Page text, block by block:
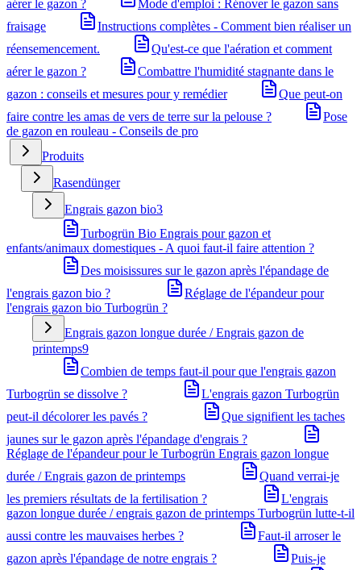
aérer le gazon ?
Mode d'emploi : Rénover le gazon sans
fraisage
Instructions complètes - Comment bien réaliser un
réensemencement.
Qu'est-ce que l'aération et comment
aérer le gazon ?
Combattre l'humidité stagnante dans le
gazon : conseils et mesures pour y remédier
Que peut-on
faire contre les amas de vers de terre sur la pelouse ?
Pose
de gazon en rouleau - Conseils de pro
Produits
Rasendünger
Engrais gazon bio3
Turbogrün Bio Engrais pour gazon et
enfants/animaux domestiques - A quoi faut-il faire attention ?
Des moisissures sur le gazon après l'épandage de
l'engrais gazon bio ?
Réglage de l'épandeur pour
l'engrais gazon bio Turbogrün ?
Engrais gazon longue durée / Engrais gazon de
printemps9
Combien de temps faut-il pour que l'engrais gazon
Turbogrün se dissolve ?
L'engrais gazon Turbogrün
peut-il décolorer les pavés ?
Que signifient les taches
jaunes sur le gazon après l'épandage d'engrais ?
Réglage de l'épandeur pour le Turbogrün Engrais gazon longue
durée / Engrais gazon de printemps
Quand verrai-je
les premiers résultats de la fertilisation ?
L'engrais
gazon longue durée / engrais gazon de printemps Turbogrün lutte-t-il
aussi contre les mauvaises herbes ?
Faut-il arroser le
gazon après l'épandage de notre engrais ?
Puis-je